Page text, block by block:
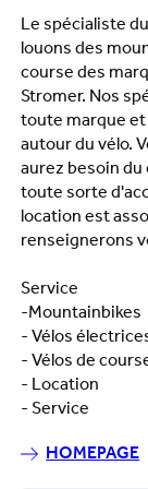
Le spécialiste
louons des
course des
Stromer. Nos
toute marque et
autour du vélo.
aurez besoin du
toute sorte
location est
renseignerons
Service
-Mountainbikes
- Vélos
- Vélos de
- Location
- Service
HOMEPAGE